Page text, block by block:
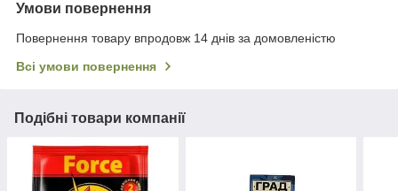
Умови повернення
Повернення товару впродовж 14 днів за домовленістю
Всі умови повернення
Подібні товари компанії